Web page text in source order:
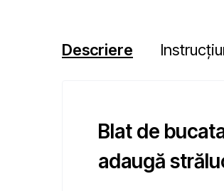
Descriere
Blat de
adaugă